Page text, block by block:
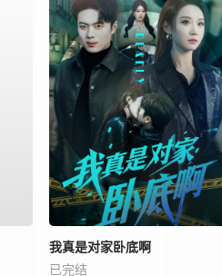
我真是对家卧底啊
已完结